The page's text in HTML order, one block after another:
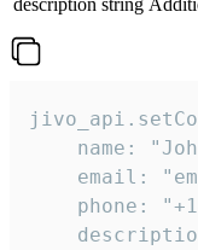
description string
name:
email:
phone: